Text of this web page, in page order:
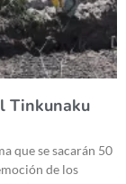
Tinkunaku
que se sacarán 50
de los